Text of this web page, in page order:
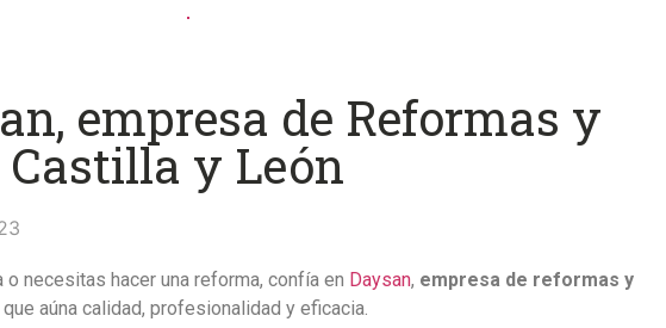
empresa de Reformas y
y León
necesitas hacer una reforma, confía en Daysan, empresa de reformas y
que aúna calidad, profesionalidad y eficacia.